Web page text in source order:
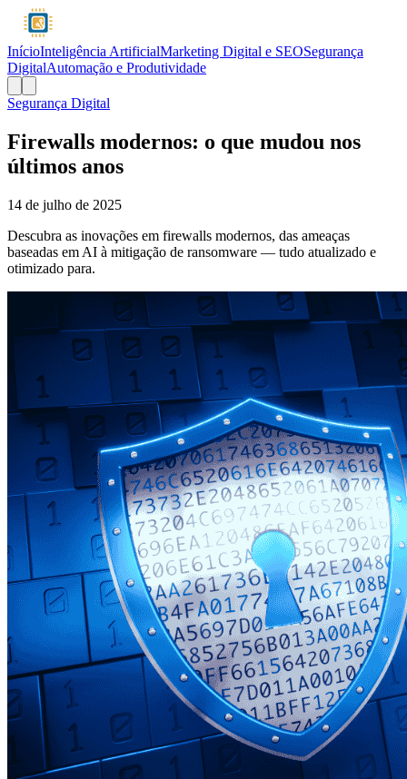
InícioInteligência ArtificialMarketing Digital e SEOSegurança
DigitalAutomação e Produtividade
Segurança Digital
Firewalls modernos: o que mudou nos
últimos anos
14 de julho de 2025
Descubra as inovações em firewalls modernos, das ameaças
baseadas em AI à mitigação de ransomware — tudo atualizado e
otimizado para.